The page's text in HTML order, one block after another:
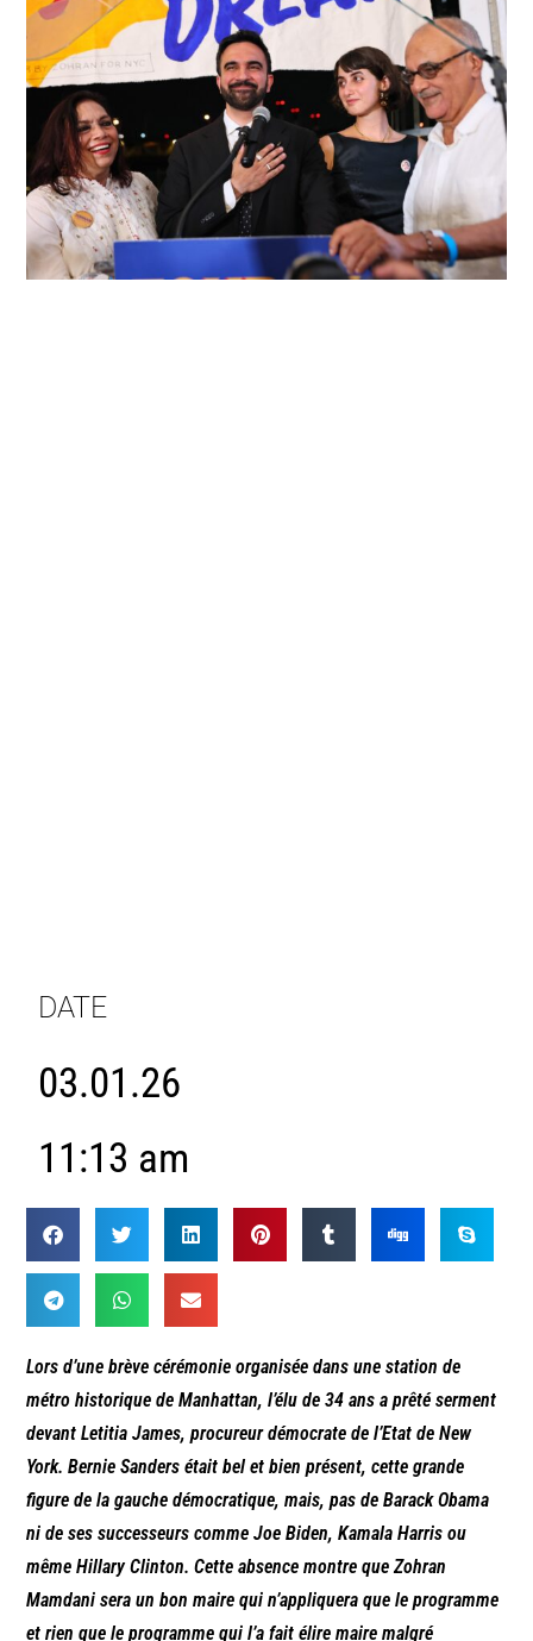
DATE
03.01.26
11:13 am
Lors d’une brève cérémonie organisée dans une station de
métro historique de Manhattan, l’élu de 34 ans a prêté serment
devant Letitia James, procureur démocrate de l’Etat de New
York. Bernie Sanders était bel et bien présent, cette grande
figure de la gauche démocratique, mais, pas de Barack Obama
ni de ses successeurs comme Joe Biden, Kamala Harris ou
même Hillary Clinton. Cette absence montre que Zohran
Mamdani sera un bon maire qui n’appliquera que le programme
et rien que le programme qui l’a fait élire maire malgré